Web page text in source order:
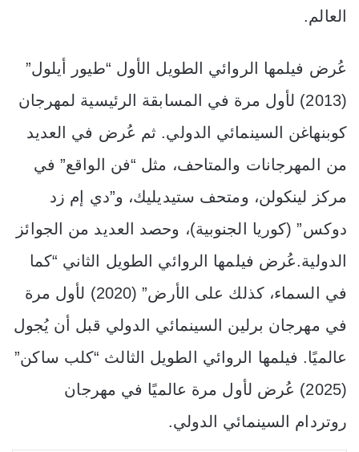
العالم.
عُرض فيلمها الروائي الطويل الأول “طيور أيلول”
(2013) لأول مرة في المسابقة الرئيسية لمهرجان
كوبنهاغن السينمائي الدولي. ثم عُرض في العديد
من المهرجانات والمتاحف، مثل “فن الواقع” في
مركز لينكولن، ومتحف ستيديليك، و”دي إم زد
دوكس” (كوريا الجنوبية)، وحصد العديد من الجوائز
الدولية.عُرض فيلمها الروائي الطويل الثاني “كما
في السماء، كذلك على الأرض” (2020) لأول مرة
في مهرجان برلين السينمائي الدولي قبل أن يُجول
عالميًا. فيلمها الروائي الطويل الثالث “كلب ساكن”
(2025) عُرض لأول مرة عالميًا في مهرجان
روتردام السينمائي الدولي.